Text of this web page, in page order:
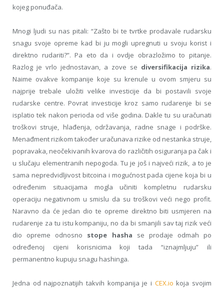
kojeg ponuđača.
Mnogi ljudi su nas pitali: “Zašto bi te tvrtke prodavale rudarsku
snagu svoje opreme kad bi ju mogli upregnuti u svoju korist i
direktno rudariti?”. Pa eto da i ovdje obrazložimo to pitanje.
Razlog je vrlo jednostavan, a zove se diversifikacija rizika.
Naime ovakve kompanije koje su krenule u ovom smjeru su
najprije trebale uložiti velike investicije da bi postavili svoje
rudarske centre. Povrat investicije kroz samo rudarenje bi se
isplatio tek nakon perioda od više godina. Dakle tu su uračunati
troškovi struje, hlađenja, održavanja, radne snage i podrške.
Menađment rizikom također uračunava rizike od nestanka struje,
popravaka, neočekivanih kvarova do različitih osiguranja pa čak i
u slučaju elementranih nepogoda. Tu je još i najveći rizik, a to je
sama nepredvidljivost bitcoina i mogućnost pada cijene koja bi u
određenim situacijama mogla učiniti kompletnu rudarsku
operaciju negativnom u smislu da su troškovi veći nego profit.
Naravno da će jedan dio te opreme direktno biti usmjeren na
rudarenje za tu istu kompaniju, no da bi smanjili sav taj rizik veći
dio opreme odnosno stope hasha se prodaje odmah po
određenoj cijeni korisnicima koji tada “iznajmljuju” ili
permanentno kupuju snagu hashinga.
Jedna od najpoznatijih takvih kompanija je i CEX.io koja svojim